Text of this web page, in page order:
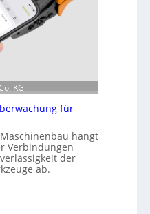
KG
für
hängt
Verbindungen
der
ab.